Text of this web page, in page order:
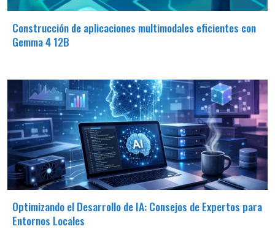
Construcción de aplicaciones multimodales eficientes con
Gemma 4 12B
Optimizando el Desarrollo de IA: Consejos de Expertos para
Entornos Locales